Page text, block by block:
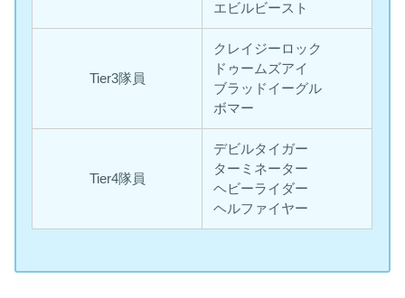
エビルビースト
Tier3隊員
クレイジーロック
ドゥームズアイ
ブラッドイーグル
ボマー
Tier4隊員
デビルタイガー
ターミネーター
ヘビーライダー
ヘルファイヤー